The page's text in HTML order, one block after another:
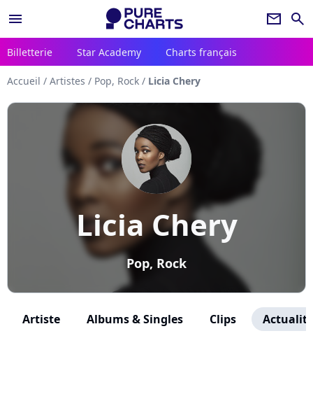
menu newsletter search
Billetterie Star Academy Charts français
Accueil / Artistes / Pop, Rock / Licia Chery
Licia Chery
Pop, Rock
Artiste Albums & Singles Clips